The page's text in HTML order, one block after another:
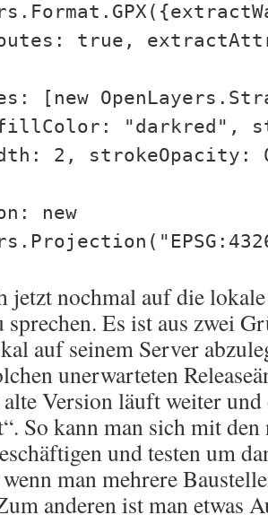
true,
[new
"darkred",
2, strokeOpacity:
new
jetzt nochmal auf die
sprechen. Es ist aus zwei
auf seinem Server
unerwarteten
Version läuft weiter
So kann man sich mit
und testen um
man mehrere
anderen ist man etwas